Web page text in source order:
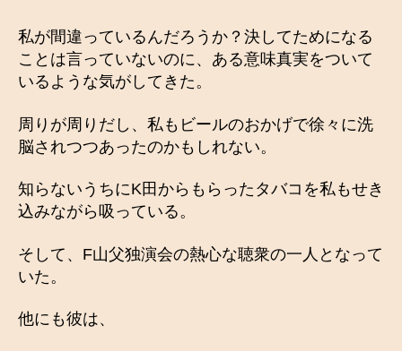
私が間違っているんだろうか？決してためになる
ことは言っていないのに、ある意味真実をついて
いるような気がしてきた。
周りが周りだし、私もビールのおかげで徐々に洗
脳されつつあったのかもしれない。
知らないうちにK田からもらったタバコを私もせき
込みながら吸っている。
そして、F山父独演会の熱心な聴衆の一人となって
いた。
他にも彼は、